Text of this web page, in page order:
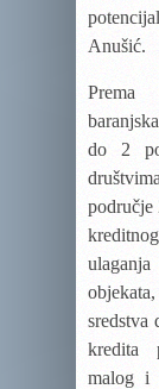
Anušić.
Prema
do 2
područje
sredstva
kredita
malog i